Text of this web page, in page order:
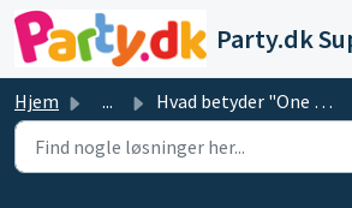
Gå til hovedindhold
Party.dk
Hjem ... Hvad betyder "One Size" eller "enhedsstørr...